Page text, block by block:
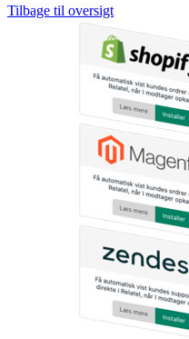
Tilbage til oversigt